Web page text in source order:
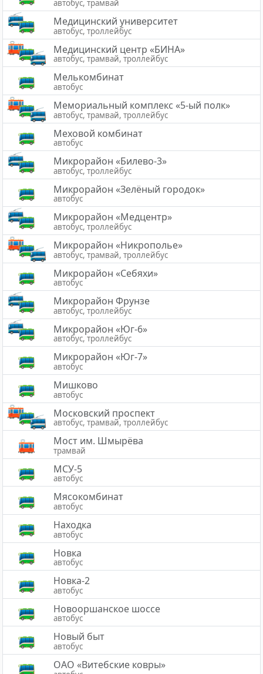
автобус, трамвай
Медицинский университет
автобус, троллейбус
Медицинский центр «БИНА»
автобус, трамвай, троллейбус
Мелькомбинат
автобус
Мемориальный комплекс «5-ый полк»
автобус, трамвай, троллейбус
Меховой комбинат
автобус
Микрорайон «Билево-3»
автобус, троллейбус
Микрорайон «Зелёный городок»
автобус
Микрорайон «Медцентр»
автобус, троллейбус
Микрорайон «Никрополье»
автобус, трамвай, троллейбус
Микрорайон «Себяхи»
автобус
Микрорайон Фрунзе
автобус, троллейбус
Микрорайон «Юг-6»
автобус, троллейбус
Микрорайон «Юг-7»
автобус
Мишково
автобус
Московский проспект
автобус, трамвай, троллейбус
Мост им. Шмырёва
трамвай
МСУ-5
автобус
Мясокомбинат
автобус
Находка
автобус
Новка
автобус
Новка-2
автобус
Новооршанское шоссе
автобус
Новый быт
автобус
ОАО «Витебские ковры»